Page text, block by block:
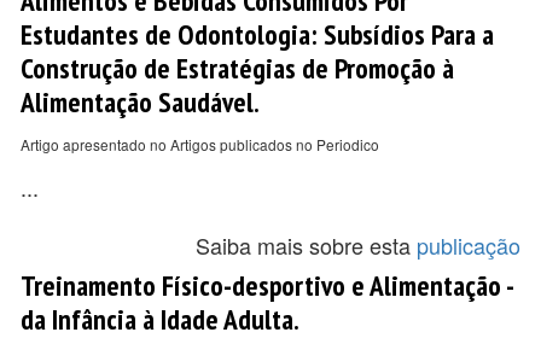
Estudantes de Odontologia: Subsídios Para a
Construção de Estratégias de Promoção à
Alimentação Saudável.
Artigo apresentado no Artigos publicados no Periodico
...
Saiba mais sobre esta publicação
Treinamento Físico-desportivo e Alimentação -
da Infância à Idade Adulta.